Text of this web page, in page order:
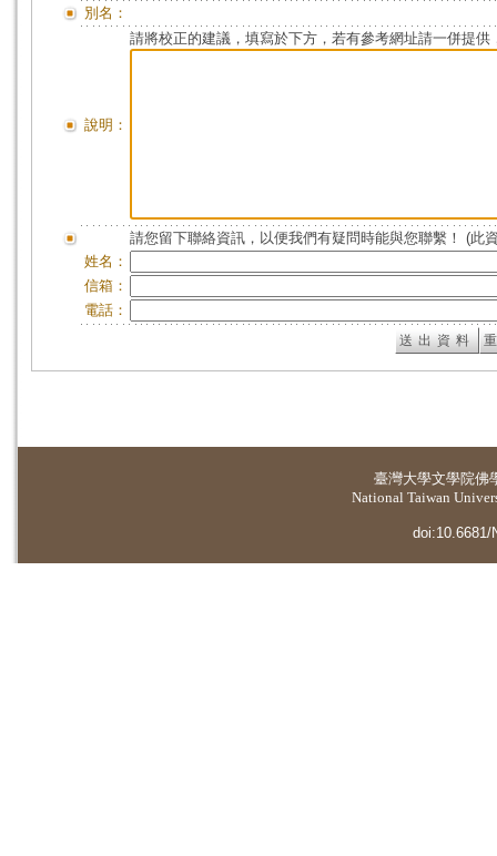
別名：
說明：
請將校正的建議，填寫於下方，若有參考網址請一併提供
請您留下聯絡資訊，以便我們有疑問時能與您聯繫！ (此
姓名：
信箱：
電話：
臺灣大學文學院佛
National Taiwan
doi:10.6681/